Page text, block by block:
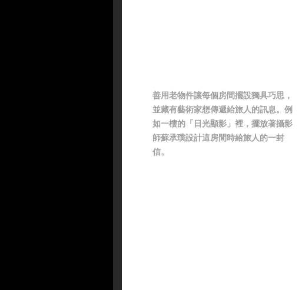
善用老物件讓每個房間擺設獨具巧思，
並藏有藝術家想傳遞給旅人的訊息。例
如一樓的「日光顯影」裡，擺放著攝影
師蘇承璞設計這房間時給旅人的一封
信。